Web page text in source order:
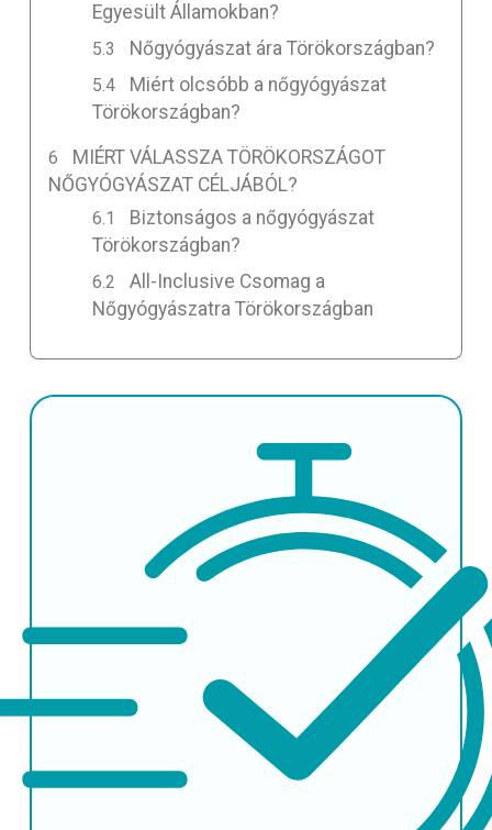
Egyesült Államokban?
Nőgyógyászat ára Törökországban?
Miért olcsóbb a nőgyógyászat
Törökországban?
MIÉRT VÁLASSZA TÖRÖKORSZÁGOT
NŐGYÓGYÁSZAT CÉLJÁBÓL?
Biztonságos a nőgyógyászat
Törökországban?
All-Inclusive Csomag a
Nőgyógyászatra Törökországban